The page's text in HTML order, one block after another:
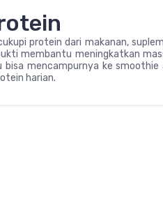
protein dari makanan,
membantu meningkatkan
bisa mencampurnya ke
harian.